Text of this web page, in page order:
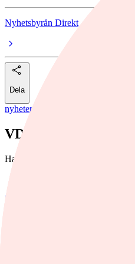
Nyhetsbyrån Direkt
Dela
nyheter
VD för Haypp
Haypp Groups VD Gavin O'Dowd
Nyhetsbyrån Direkt